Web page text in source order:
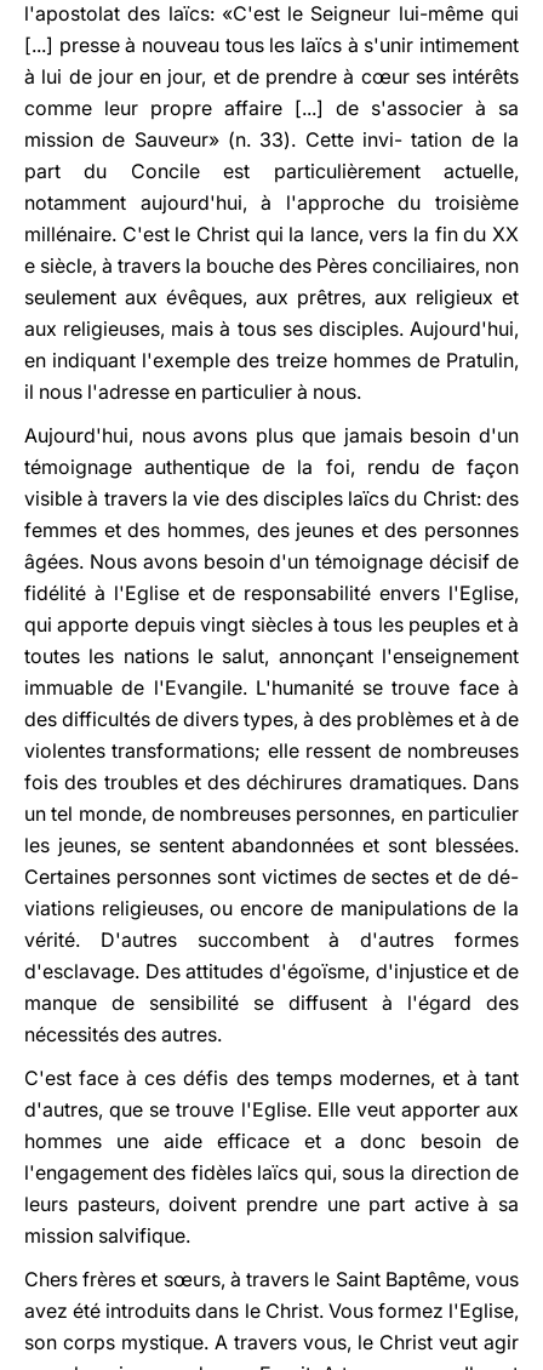
l'apostolat des laïcs: «C'est le Seigneur lui-même qui
[...] presse à nouveau tous les laïcs à s'unir intimement
à lui de jour en jour, et de prendre à cœur ses intérêts
comme leur propre affaire [...] de s'associer à sa
mission de Sauveur» (n. 33). Cette invi- tation de la
part du Concile est particulièrement actuelle,
notamment aujourd'hui, à l'approche du troisième
millénaire. C'est le Christ qui la lance, vers la fin du XX
e siècle, à travers la bouche des Pères conciliaires, non
seulement aux évêques, aux prêtres, aux religieux et
aux religieuses, mais à tous ses disciples. Aujourd'hui,
en indiquant l'exemple des treize hommes de Pratulin,
il nous l'adresse en particulier à nous.
Aujourd'hui, nous avons plus que jamais besoin d'un
témoignage authentique de la foi, rendu de façon
visible à travers la vie des disciples laïcs du Christ: des
femmes et des hommes, des jeunes et des personnes
âgées. Nous avons besoin d'un témoignage décisif de
fidélité à l'Eglise et de responsabilité envers l'Eglise,
qui apporte depuis vingt siècles à tous les peuples et à
toutes les nations le salut, annonçant l'enseignement
immuable de l'Evangile. L'humanité se trouve face à
des difficultés de divers types, à des problèmes et à de
violentes transformations; elle ressent de nombreuses
fois des troubles et des déchirures dramatiques. Dans
un tel monde, de nombreuses personnes, en particulier
les jeunes, se sentent abandonnées et sont blessées.
Certaines personnes sont victimes de sectes et de dé-
viations religieuses, ou encore de manipulations de la
vérité. D'autres succombent à d'autres formes
d'esclavage. Des attitudes d'égoïsme, d'injustice et de
manque de sensibilité se diffusent à l'égard des
nécessités des autres.
C'est face à ces défis des temps modernes, et à tant
d'autres, que se trouve l'Eglise. Elle veut apporter aux
hommes une aide efficace et a donc besoin de
l'engagement des fidèles laïcs qui, sous la direction de
leurs pasteurs, doivent prendre une part active à sa
mission salvifique.
Chers frères et sœurs, à travers le Saint Baptême, vous
avez été introduits dans le Christ. Vous formez l'Eglise,
son corps mystique. A travers vous, le Christ veut agir